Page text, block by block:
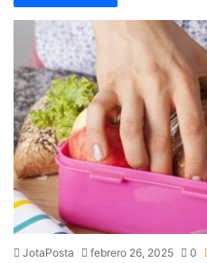
JotaPosta febrero 26, 2025 0